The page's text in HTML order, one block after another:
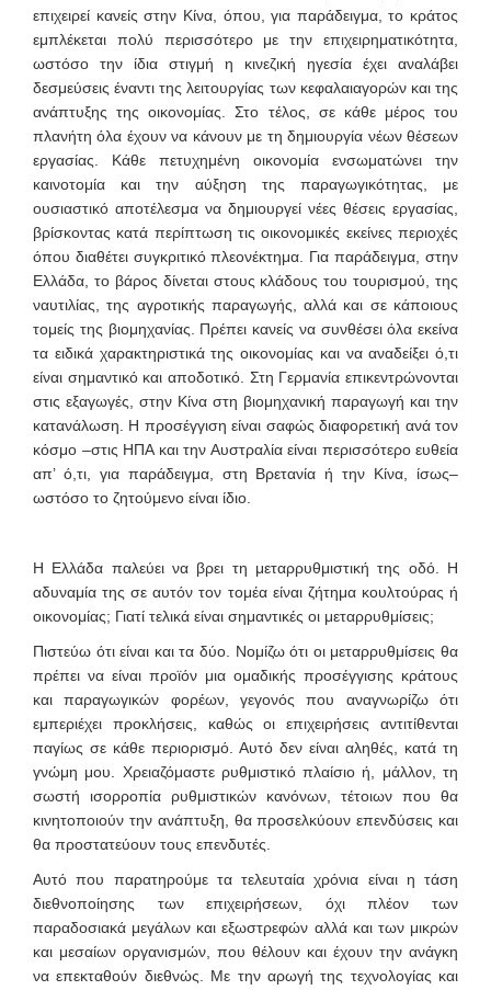
επιχειρεί κανείς στην Κίνα, όπου, για παράδειγμα, το κράτος
εμπλέκεται πολύ περισσότερο με την επιχειρηματικότητα,
ωστόσο την ίδια στιγμή η κινεζική ηγεσία έχει αναλάβει
δεσμεύσεις έναντι της λειτουργίας των κεφαλαιαγορών και της
ανάπτυξης της οικονομίας. Στο τέλος, σε κάθε μέρος του
πλανήτη όλα έχουν να κάνουν με τη δημιουργία νέων θέσεων
εργασίας. Κάθε πετυχημένη οικονομία ενσωματώνει την
καινοτομία και την αύξηση της παραγωγικότητας, με
ουσιαστικό αποτέλεσμα να δημιουργεί νέες θέσεις εργασίας,
βρίσκοντας κατά περίπτωση τις οικονομικές εκείνες περιοχές
όπου διαθέτει συγκριτικό πλεονέκτημα. Για παράδειγμα, στην
Ελλάδα, το βάρος δίνεται στους κλάδους του τουρισμού, της
ναυτιλίας, της αγροτικής παραγωγής, αλλά και σε κάποιους
τομείς της βιομηχανίας. Πρέπει κανείς να συνθέσει όλα εκείνα
τα ειδικά χαρακτηριστικά της οικονομίας και να αναδείξει ό,τι
είναι σημαντικό και αποδοτικό. Στη Γερμανία επικεντρώνονται
στις εξαγωγές, στην Κίνα στη βιομηχανική παραγωγή και την
κατανάλωση. Η προσέγγιση είναι σαφώς διαφορετική ανά τον
κόσμο –στις ΗΠΑ και την Αυστραλία είναι περισσότερο ευθεία
απ’ ό,τι, για παράδειγμα, στη Βρετανία ή την Κίνα, ίσως–
ωστόσο το ζητούμενο είναι ίδιο.
Η Ελλάδα παλεύει να βρει τη μεταρρυθμιστική της οδό. Η
αδυναμία της σε αυτόν τον τομέα είναι ζήτημα κουλτούρας ή
οικονομίας; Γιατί τελικά είναι σημαντικές οι μεταρρυθμίσεις;
Πιστεύω ότι είναι και τα δύο. Νομίζω ότι οι μεταρρυθμίσεις θα
πρέπει να είναι προϊόν μια ομαδικής προσέγγισης κράτους
και παραγωγικών φορέων, γεγονός που αναγνωρίζω ότι
εμπεριέχει προκλήσεις, καθώς οι επιχειρήσεις αντιτίθενται
παγίως σε κάθε περιορισμό. Αυτό δεν είναι αληθές, κατά τη
γνώμη μου. Χρειαζόμαστε ρυθμιστικό πλαίσιο ή, μάλλον, τη
σωστή ισορροπία ρυθμιστικών κανόνων, τέτοιων που θα
κινητοποιούν την ανάπτυξη, θα προσελκύουν επενδύσεις και
θα προστατεύουν τους επενδυτές.
Αυτό που παρατηρούμε τα τελευταία χρόνια είναι η τάση
διεθνοποίησης των επιχειρήσεων, όχι πλέον των
παραδοσιακά μεγάλων και εξωστρεφών αλλά και των μικρών
και μεσαίων οργανισμών, που θέλουν και έχουν την ανάγκη
να επεκταθούν διεθνώς. Με την αρωγή της τεχνολογίας και